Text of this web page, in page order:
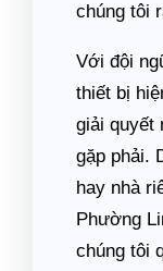
chúng tôi
Với đội
thiết bị
giải quyết
gặp phải.
hay nhà
Phường
chúng tôi